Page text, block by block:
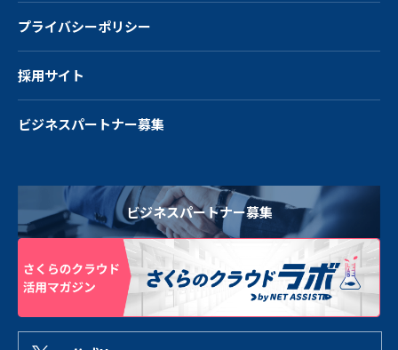
プライバシーポリシー
採用サイト
ビジネスパートナー募集
ビジネスパートナー募集